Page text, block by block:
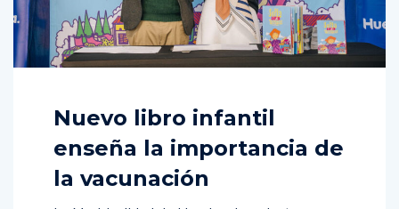
Nuevo libro infantil
enseña la importancia de
la vacunación